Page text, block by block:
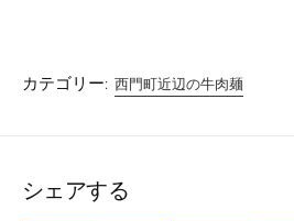
カテゴリー: 西門町近辺の牛肉麺
シェアする